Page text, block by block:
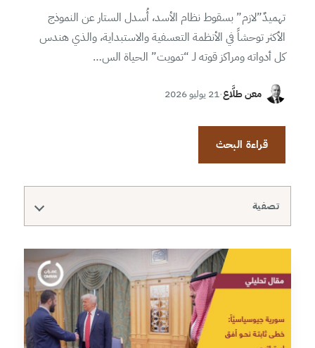
تهميدٌ”لازم” بسقوط نظام الأسد، أُسدل الستار عن النموذج
الأكثر توحشاً في الأنظمة التعسفية والاستبداية، والذي هندس
كل أدواته ومراكز قوته لـ “تمويت” الحياة الس…
معن طلَّاع·21 يوليو 2026
قراءة البحث
تصفية